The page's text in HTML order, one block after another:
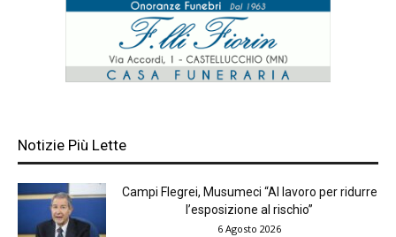
Notizie Più Lette
Campi Flegrei, Musumeci “Al lavoro per ridurre
l’esposizione al rischio”
6 Agosto 2026